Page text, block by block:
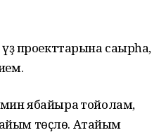
проекттарына саҡырһа,
ябайыраҡ тойолам,
төҫлө. Атайым